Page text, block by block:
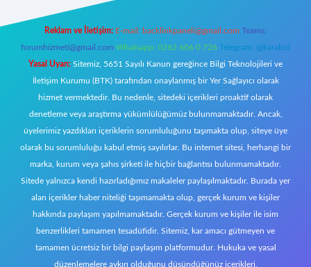
Reklam ve İletişim: E-mail: backlinkpaneli@gmail.com Teams:
forumhizmeti@gmail.com Whatsapp: 0262 606 0 726 Telegram: @karabul
Yasal Uyarı: Sitemiz, 5651 Sayılı Kanun gereğince Bilgi Teknolojileri ve
İletişim Kurumu (BTK) tarafından onaylanmış bir Yer Sağlayıcı olarak
hizmet vermektedir. Bu nedenle, sitedeki içerikleri proaktif olarak
denetleme veya araştırma yükümlülüğümüz bulunmamaktadır. Ancak,
üyelerimiz yazdıkları içeriklerin sorumluluğunu taşımakta olup, siteye üye
olarak bu sorumluluğu kabul etmiş sayılırlar. Bu internet sitesi, herhangi bir
marka, kurum veya şahıs şirketi ile hiçbir bağlantısı bulunmamaktadır.
Sitede yalnızca kendi hazırladığımız makaleler paylaşılmaktadır. Burada yer
alan içerikler haber niteliği taşımamakta olup, gerçek kurum ve kişiler
hakkında paylaşım yapılmamaktadır. Gerçek kurum ve kişiler ile isim
benzerlikleri tamamen tesadüfidir. Sitemiz, kar amacı gütmeyen ve
tamamen ücretsiz bir bilgi paylaşım platformudur. Hukuka ve yasal
düzenlemelere aykırı olduğunu düşündüğünüz içerikleri,